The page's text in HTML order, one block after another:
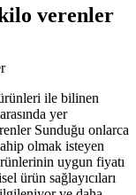
verenler
ile bilinen
yer
Sunduğu onlarca
olmak isteyen
uygun fiyatı
ürün sağlayıcıları